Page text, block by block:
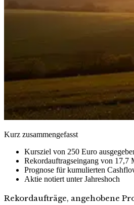
Kurz zusammengefasst
Kursziel von 250 Euro
Rekordauftragseingang von 17,7
Prognose für kumulierten
Aktie notiert unter Jahreshoch
Rekordaufträge, angehobene